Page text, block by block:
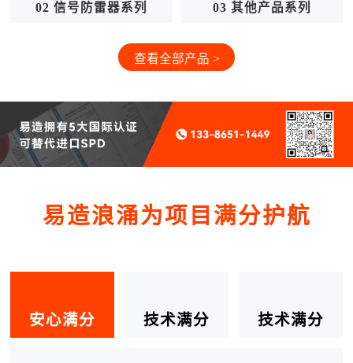
03 其他产品系列 01 浪涌保护器系列
查看全部产品 >
易造浪涌为项目满分护航
安心满分 技术满分 技术满分